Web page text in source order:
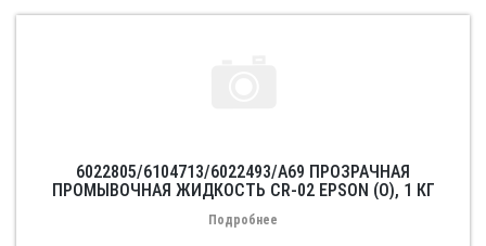
6022805/6104713/6022493/A69 ПРОЗРАЧНАЯ
ПРОМЫВОЧНАЯ ЖИДКОСТЬ CR-02 EPSON (О), 1 КГ
Подробнее